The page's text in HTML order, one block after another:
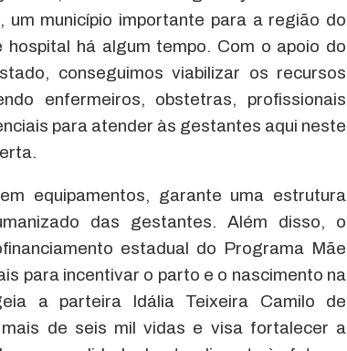
um município importante para a região do
há algum tempo. Com o apoio do
conseguimos viabilizar os recursos
enfermeiros, obstetras, profissionais
para atender às gestantes aqui neste
equipamentos, garante uma estrutura
das gestantes. Além disso, o
estadual do Programa Mãe
para incentivar o parto e o nascimento na
a parteira Idália Teixeira Camilo de
de seis mil vidas e visa fortalecer a